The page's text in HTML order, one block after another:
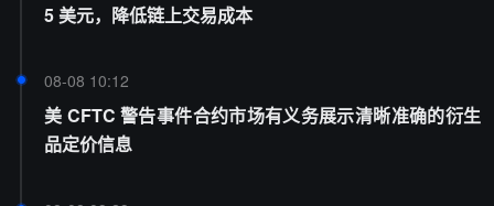
5 美元，降低链上交易成本
08-08 10:12
美 CFTC 警告事件合约市场有义务展示清晰准确的衍生
品定价信息